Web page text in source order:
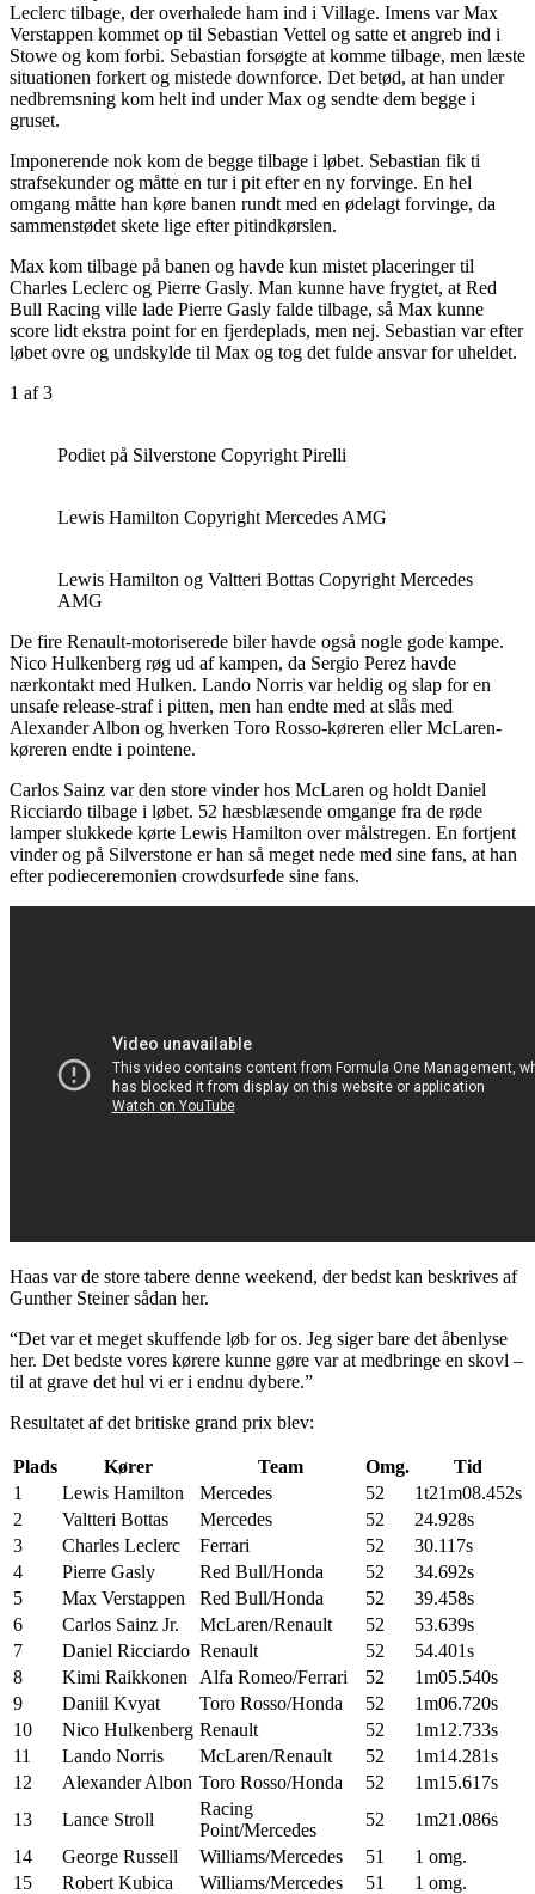
Leclerc tilbage, der overhalede ham ind i Village. Imens var Max
Verstappen kommet op til Sebastian Vettel og satte et angreb ind i
Stowe og kom forbi. Sebastian forsøgte at komme tilbage, men læste
situationen forkert og mistede downforce. Det betød, at han under
nedbremsning kom helt ind under Max og sendte dem begge i
gruset.
Imponerende nok kom de begge tilbage i løbet. Sebastian fik ti
strafsekunder og måtte en tur i pit efter en ny forvinge. En hel
omgang måtte han køre banen rundt med en ødelagt forvinge, da
sammenstødet skete lige efter pitindkørslen.
Max kom tilbage på banen og havde kun mistet placeringer til
Charles Leclerc og Pierre Gasly. Man kunne have frygtet, at Red
Bull Racing ville lade Pierre Gasly falde tilbage, så Max kunne
score lidt ekstra point for en fjerdeplads, men nej. Sebastian var efter
løbet ovre og undskylde til Max og tog det fulde ansvar for uheldet.
1 af 3
Podiet på Silverstone Copyright Pirelli
Lewis Hamilton Copyright Mercedes AMG
Lewis Hamilton og Valtteri Bottas Copyright Mercedes
AMG
De fire Renault-motoriserede biler havde også nogle gode kampe.
Nico Hulkenberg røg ud af kampen, da Sergio Perez havde
nærkontakt med Hulken. Lando Norris var heldig og slap for en
unsafe release-straf i pitten, men han endte med at slås med
Alexander Albon og hverken Toro Rosso-køreren eller McLaren-
køreren endte i pointene.
Carlos Sainz var den store vinder hos McLaren og holdt Daniel
Ricciardo tilbage i løbet. 52 hæsblæsende omgange fra de røde
lamper slukkede kørte Lewis Hamilton over målstregen. En fortjent
vinder og på Silverstone er han så meget nede med sine fans, at han
efter podieceremonien crowdsurfede sine fans.
Haas var de store tabere denne weekend, der bedst kan beskrives af
Gunther Steiner sådan her.
“Det var et meget skuffende løb for os. Jeg siger bare det åbenlyse
her. Det bedste vores kørere kunne gøre var at medbringe en skovl –
til at grave det hul vi er i endnu dybere.”
Resultatet af det britiske grand prix blev:
Plads Kører Team Omg.
Tid
1
Lewis Hamilton Mercedes 52
1t21m08.452s
2
Valtteri Bottas Mercedes 52
24.928s
3
Charles Leclerc Ferrari 52
30.117s
4
Pierre Gasly Red Bull/Honda 52
34.692s
5
Max Verstappen Red Bull/Honda 52
39.458s
6
Carlos Sainz Jr. McLaren/Renault 52
53.639s
7
Daniel Ricciardo Renault 52
54.401s
8
Kimi Raikkonen Alfa Romeo/Ferrari 52
1m05.540s
9
Daniil Kvyat Toro Rosso/Honda 52
1m06.720s
10
Nico Hulkenberg Renault 52
1m12.733s
11
Lando Norris McLaren/Renault 52
1m14.281s
12
Alexander Albon Toro Rosso/Honda 52
1m15.617s
13
Lance Stroll
Racing
Point/Mercedes
52
1m21.086s
14
George Russell Williams/Mercedes 51
1 omg.
15
Robert Kubica Williams/Mercedes 51
1 omg.